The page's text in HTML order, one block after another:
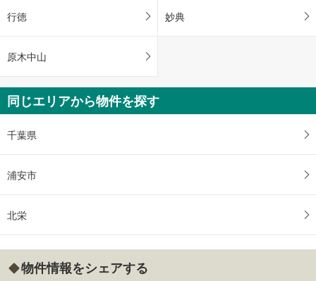
行徳 妙典
原木中山
同じエリアから物件を探す
千葉県
浦安市
北栄
物件情報をシェアする